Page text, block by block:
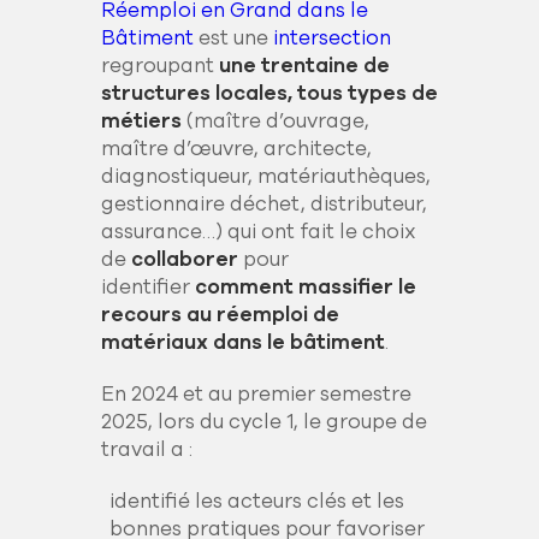
Réemploi en Grand dans le
Bâtimentest une intersection
regroupant une trentaine de
structures locales, tous types de
métiers (maître d’ouvrage,
maître d’œuvre, architecte,
diagnostiqueur, matériauthèques,
gestionnaire déchet, distributeur,
assurance…) qui ont fait le choix
de collaborer pour
identifier comment massifier le
recours au réemploi de
matériaux dans le bâtiment.
En 2024 et au premier semestre
2025, lors du cycle 1, le groupe de
travail a :
identifié les acteurs clés et les
bonnes pratiques pour favoriser